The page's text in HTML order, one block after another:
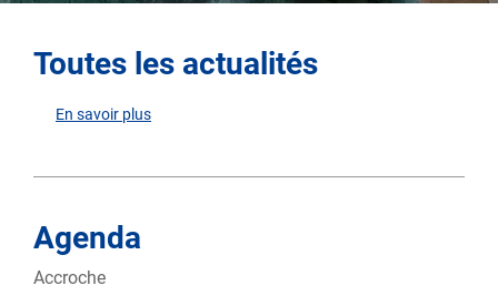
Toutes les actualités
En savoir plus
actualités
Agenda
Accroche